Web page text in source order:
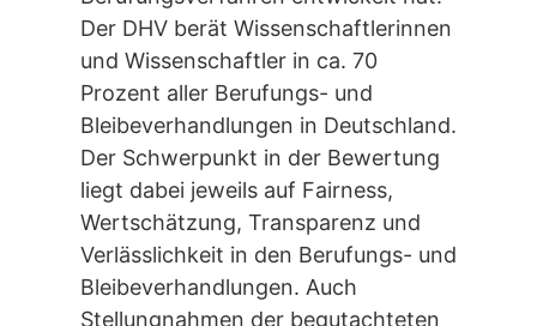
Der DHV berät Wissenschaftlerinnen
und Wissenschaftler in ca. 70
Prozent aller Berufungs- und
Bleibeverhandlungen in Deutschland.
Der Schwerpunkt in der Bewertung
liegt dabei jeweils auf Fairness,
Wertschätzung, Transparenz und
Verlässlichkeit in den Berufungs- und
Bleibeverhandlungen. Auch
Stellungnahmen der begutachteten